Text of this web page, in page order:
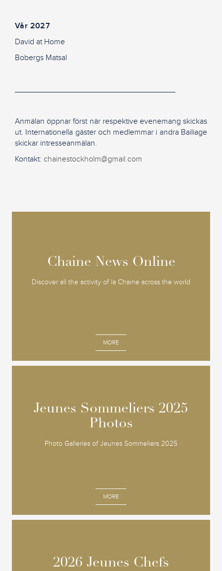
Vår 2027
David at Home
Bobergs Matsal
____________________________________
Anmälan öppnar först när respektive evenemang skickas
ut. Internationella gäster och medlemmar i andra Bailiage
skickar intresseanmälan.
Kontakt: chainestockholm@gmail.com
Chaine News Online
Discover all the activity of la Chaine across the world
MORE
Chaine News Online
Jeunes Sommeliers 2025
Photos
Photo Galleries of Jeunes Sommeliers 2025
MORE
Jeunes Sommeliers 2025
Photos
2026 Jeunes Chefs
2026 Jeunes Chefs